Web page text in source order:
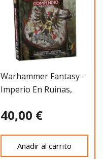
Warhammer Fantasy -
Imperio En Ruinas,
40,00 €
Añadir al carrito